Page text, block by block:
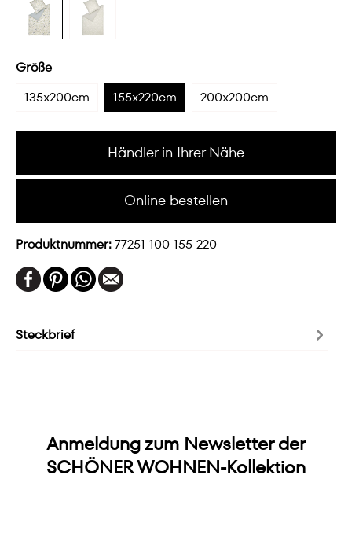
Größe
135x200cm
155x220cm 200x200cm
Händler in Ihrer Nähe
Online bestellen
Produktnummer:77251-100-155-220
Steckbrief
Anmeldung zum Newsletter der
SCHÖNER WOHNEN-Kollektion